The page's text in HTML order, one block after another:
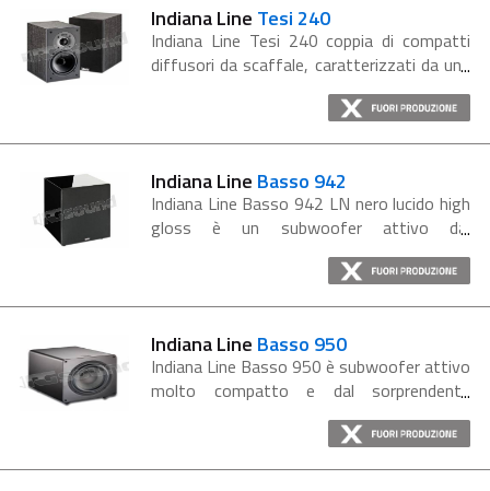
Indiana Line Tesi 240
Indiana Line Tesi 240 coppia di compatti
diffusori da scaffale, caratterizzati da una
riproduzione della voce ricca, naturale e ben
definita. Con la garanzia del miglior servizio
RGsound.it. Equipaggiati...
Indiana Line Basso 942
Indiana Line Basso 942 LN nero lucido high
gloss è un subwoofer attivo dal
sorprendente impatto acustico, adatto per
impianti hi-fi e per sistemi home cinema. Il
design pulito e raffinato e le sue...
Indiana Line Basso 950
Indiana Line Basso 950 è subwoofer attivo
molto compatto e dal sorprendente
impatto acustico grazie all' amplificatore
integrato in classe D da 300W RMS,
adatto per impianti hi-fi e per sistemi...